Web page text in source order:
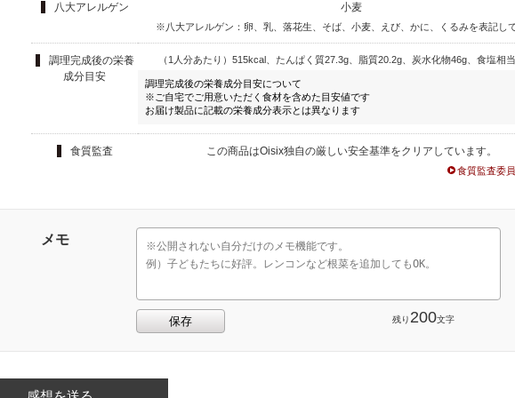
八大アレルゲン 小麦
※八大アレルゲン：卵、乳、落花生、そば、小麦、えび、かに、くるみを表記し
調理完成後の栄養
成分目安
（1人分あたり）515kcal、たんぱく質27.3g、脂質20.2g、炭水化物46g、食塩相
調理完成後の栄養成分目安について
※ご自宅でご用意いただく食材を含めた目安値です
お届け製品に記載の栄養成分表示とは異なります
食質監査 この商品はOisix独自の厳しい安全基準をクリアしています。
食質監査委
メモ
残り 200文字